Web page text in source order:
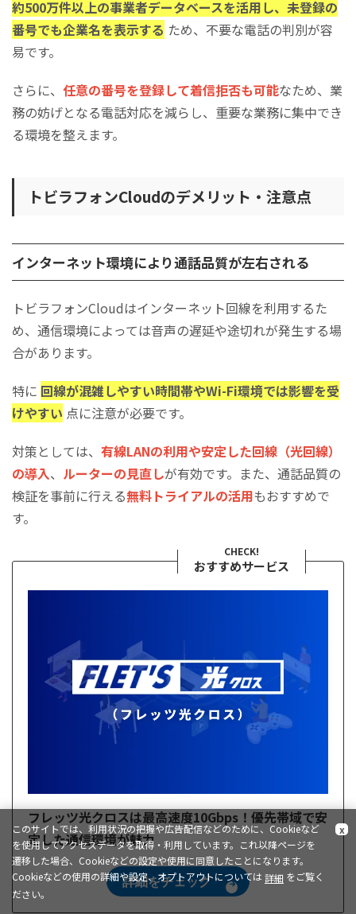
約500万件以上の事業者データベースを活用し、未登録の
番号でも企業名を表示する ため、不要な電話の判別が容
易です。
​​​​​​​さらに、 任意の番号を登録して着信拒否も可能なため、業
務の妨げとなる電話対応を減らし、重要な業務に集中でき
る環境を整えます。
トビラフォンCloudのデメリット・注意点
​​​​​​​インターネット環境により通話品質が左右される
トビラフォンCloudはインターネット回線を利用するた
め、通信環境によっては音声の遅延や途切れが発生する場
合があります。
​​​​​​​特に 回線が混雑しやすい時間帯やWi-Fi環境では影響を受
けやすい 点に注意が必要です。
​​​​​​​対策としては、 有線LANの利用や安定した回線（光回線）
の導入、 ルーターの見直しが有効です。また、通話品質の
検証を事前に行える無料トライアルの活用もおすすめで
す。
CHECK!
おすすめサービス
フレッツ光クロスは最高速度10Gbps！優先帯域で安
定した通信環境が魅力
詳細をチェック
このサイトでは、利用状況の把握や広告配信などのために、Cookieなど
を使用してアクセスデータを取得・利用しています。これ以降ページを
遷移した場合、Cookieなどの設定や使用に同意したことになります。
Cookieなどの使用の詳細や設定、オプトアウトについては 詳細
x
をご覧く
ださい。